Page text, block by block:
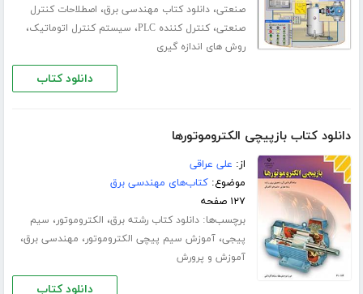
صنعتی،دانلود کتاب مهندسی برق، اصطلاحات کنترل
صنعتی،کنترل کننده PLC ، سیستم کنترل اتوماتیک،
روش های اندازه گیری
دانلود کتاب
دانلود کتاب بازپیچی الکتروموتورها
از: على عراقى
موضوع:کتاب‌های مهندسی برق
۱۲۷ صفحه
برچسب‌ها:دانلود کتاب رشته برق، الکتروموتور، سیم
پیجی،آموزش سیم پیچی الکتروموتور، مهندسی برق،
آموزش و پرورش
دانلود کتاب